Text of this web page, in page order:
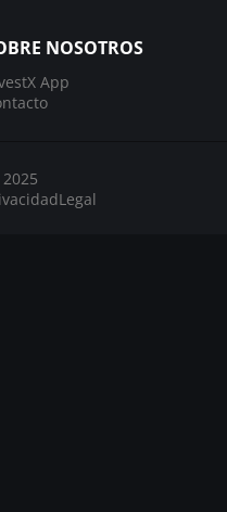
NOSOTROS
App
Legal